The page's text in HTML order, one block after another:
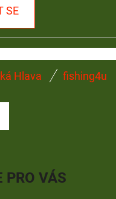
SE
Hlava fishing4u
PRO VÁS